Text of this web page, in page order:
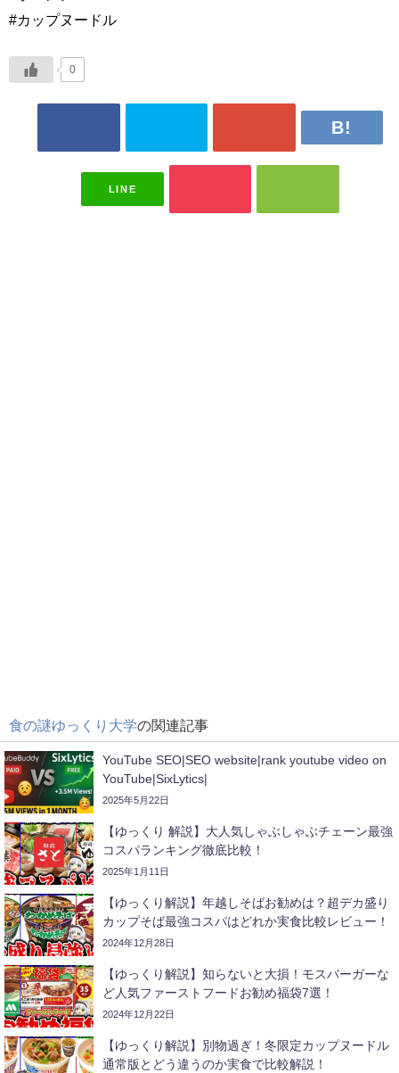
#カップヌードル
0
LINE
食の謎ゆっくり大学の関連記事
YouTube SEO|SEO website|rank youtube video on
YouTube|SixLytics|
2025年5月22日
【ゆっくり 解説】大人気しゃぶしゃぶチェーン最強
コスパランキング徹底比較！
2025年1月11日
【ゆっくり解説】年越しそばお勧めは？超デカ盛り
カップそば最強コスパはどれか実食比較レビュー！
2024年12月28日
【ゆっくり解説】知らないと大損！モスバーガーな
ど人気ファーストフードお勧め福袋7選！
2024年12月22日
【ゆっくり解説】別物過ぎ！冬限定カップヌードル
通常版とどう違うのか実食で比較解説！